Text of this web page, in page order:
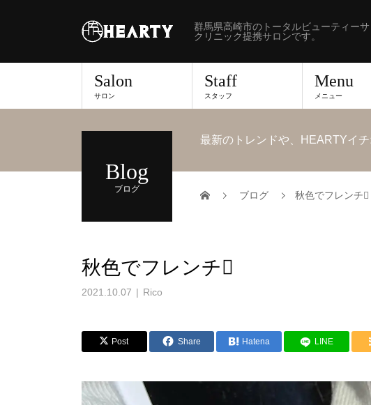
群馬県高崎市のトータルビューティー
クリニック提携サロンです。
Salon
サロン
Staff
スタッフ
Menu
メニュー
Blog
ブログ
最新のトレンドや、HEARTYイチ
ブログ 秋色でフレンチ
秋色でフレンチ
2021.10.07 Rico
Post Share Hatena LINE